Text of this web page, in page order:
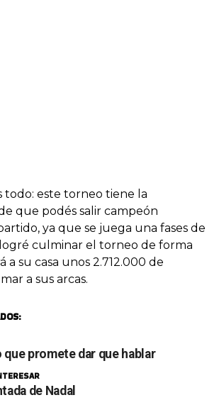
todo: este torneo tiene la
que podés salir campeón
ya que se juega una fases de
culminar el torneo de forma
a su casa unos 2.712.000 de
a sus arcas.
que promete dar que hablar
de Nadal